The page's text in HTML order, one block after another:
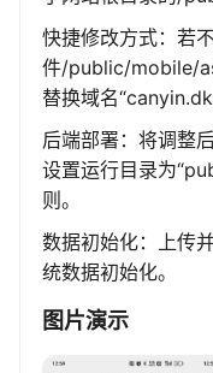
快捷修改方式：若
件/public/mobile/
替换域名
后端部署：将调整
设置运行目录为
则。
数据初始化：上传
统数据初始化。
图片演示